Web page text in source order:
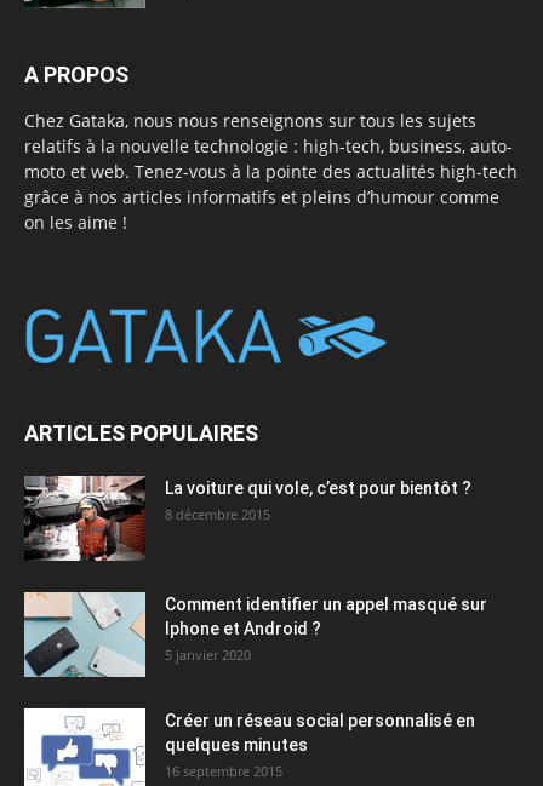
A PROPOS
Chez Gataka, nous nous renseignons sur tous les sujets
relatifs à la nouvelle technologie : high-tech, business, auto-
moto et web. Tenez-vous à la pointe des actualités high-tech
grâce à nos articles informatifs et pleins d’humour comme
on les aime !
ARTICLES POPULAIRES
La voiture qui vole, c’est pour bientôt ?
8 décembre 2015
Comment identifier un appel masqué sur
Iphone et Android ?
5 janvier 2020
Créer un réseau social personnalisé en
quelques minutes
16 septembre 2015